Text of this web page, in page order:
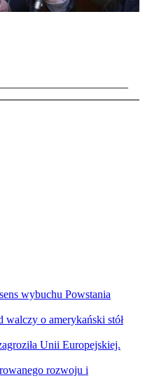
wybuchu Powstania
walczy o amerykański stół
Unii Europejskiej.
rozwoju i